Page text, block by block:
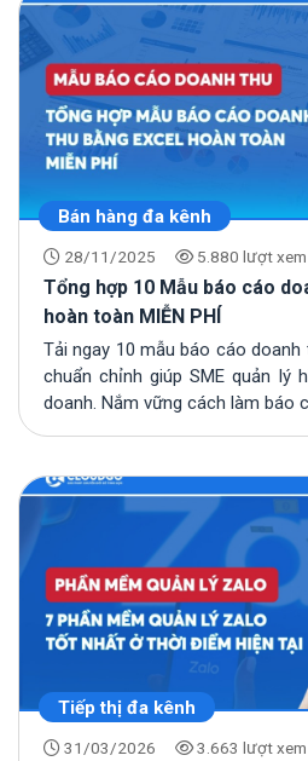
Bán hàng đa kênh
28/11/2025 5.880 lượt xem
Tổng hợp 10 Mẫu báo cáo
hoàn toàn MIỄN PHÍ
Tải ngay 10 mẫu báo cáo doanh
chuẩn chỉnh giúp SME quản lý
doanh. Nắm vững cách làm báo
Tiếp thị đa kênh
31/03/2026 3.663 lượt xem